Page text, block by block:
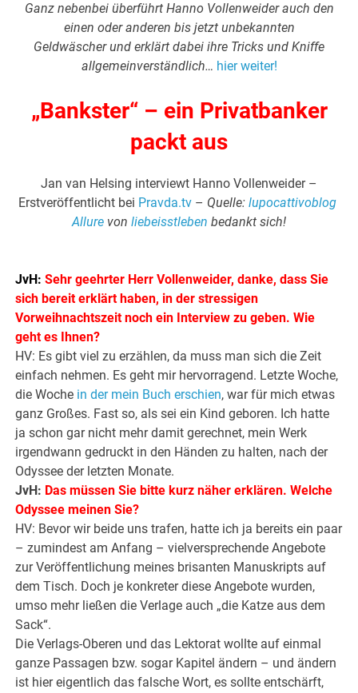
Ganz nebenbei überführt Hanno Vollenweider auch den
einen oder anderen bis jetzt unbekannten
Geldwäscher und erklärt dabei ihre Tricks und Kniffe
allgemeinverständlich… hier weiter!
„Bankster“ – ein Privatbanker
packt aus
Jan van Helsing interviewt Hanno Vollenweider –
Erstveröffentlicht bei Pravda.tv – Quelle: lupocattivoblog
Allure von liebeisstleben bedankt sich!
JvH: Sehr geehrter Herr Vollenweider, danke, dass Sie
sich bereit erklärt haben, in der stressigen
Vorweihnachtszeit noch ein Interview zu geben. Wie
geht es Ihnen?
HV: Es gibt viel zu erzählen, da muss man sich die Zeit
einfach nehmen. Es geht mir hervorragend. Letzte Woche,
die Woche in der mein Buch erschien, war für mich etwas
ganz Großes. Fast so, als sei ein Kind geboren. Ich hatte
ja schon gar nicht mehr damit gerechnet, mein Werk
irgendwann gedruckt in den Händen zu halten, nach der
Odyssee der letzten Monate.
JvH: Das müssen Sie bitte kurz näher erklären. Welche
Odyssee meinen Sie?
HV: Bevor wir beide uns trafen, hatte ich ja bereits ein paar
– zumindest am Anfang – vielversprechende Angebote
zur Veröffentlichung meines brisanten Manuskripts auf
dem Tisch. Doch je konkreter diese Angebote wurden,
umso mehr ließen die Verlage auch „die Katze aus dem
Sack“.
Die Verlags-Oberen und das Lektorat wollte auf einmal
ganze Passagen bzw. sogar Kapitel ändern – und ändern
ist hier eigentlich das falsche Wort, es sollte entschärft,